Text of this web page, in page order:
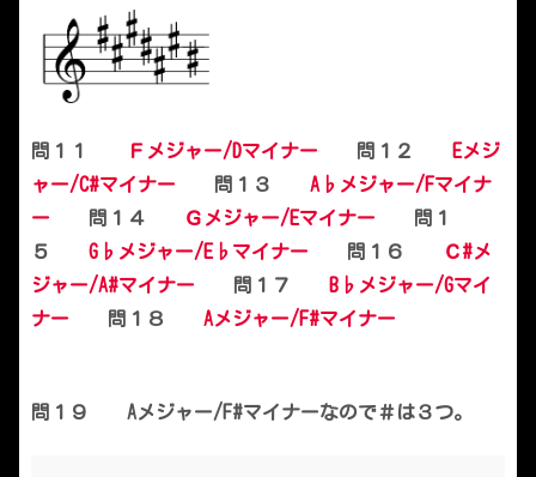
問１１ Ｆメジャー/Dマイナー 問１２ Eメジ
ャー/C#マイナー 問１３ A♭メジャー/Fマイナ
ー
問１４ Ｇメジャー/Eマイナー 問１
５ G♭メジャー/E♭マイナー 問１６
Ｃ#メ
ジャー/A#マイナー 問１７ B♭メジャー/Gマイ
ナー 問１８ Aメジャー/F#マイナー
問１９ Aメジャー/F#マイナーなので＃は３つ。